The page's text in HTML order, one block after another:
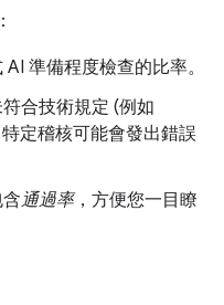
準備程度檢查的比率。
合技術規定 (例如
定稽核可能會發出錯誤
通過率，方便您一目瞭